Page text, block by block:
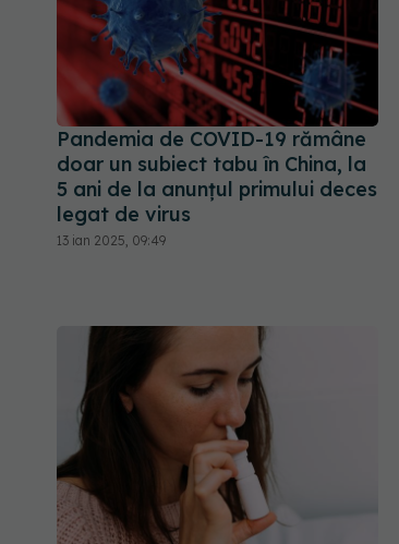
Pandemia de COVID-19 rămâne
doar un subiect tabu în China, la
5 ani de la anunțul primului deces
legat de virus
13 ian 2025, 09:49